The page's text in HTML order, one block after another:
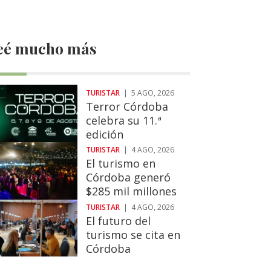
mucho más
TURISTAR | 5 AGO, 2026
Terror Córdoba
celebra su 11.ª
edición
TURISTAR | 4 AGO, 2026
El turismo en
Córdoba generó
$285 mil millones
TURISTAR | 4 AGO, 2026
El futuro del
turismo se cita en
Córdoba